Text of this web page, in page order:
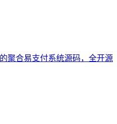
聚合易支付系统源码，全开源